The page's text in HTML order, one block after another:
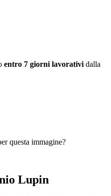
entro 7 giorni lavorativi dalla
questa immagine?
Lupin